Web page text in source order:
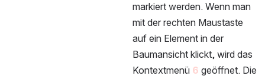
markiert werden. Wenn man
mit der rechten Maustaste
auf ein Element in der
Baumansicht klickt, wird das
Kontextmenü 6 geöffnet. Die